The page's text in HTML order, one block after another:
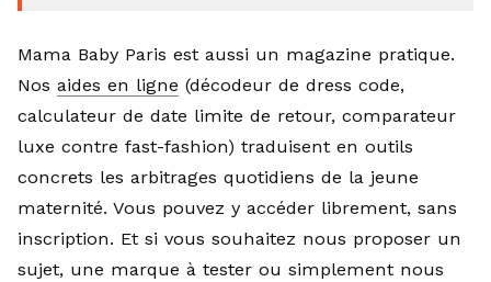
Mama Baby Paris est aussi un magazine pratique.
Nos aides en ligne (décodeur de dress code,
calculateur de date limite de retour, comparateur
luxe contre fast-fashion) traduisent en outils
concrets les arbitrages quotidiens de la jeune
maternité. Vous pouvez y accéder librement, sans
inscription. Et si vous souhaitez nous proposer un
sujet, une marque à tester ou simplement nous